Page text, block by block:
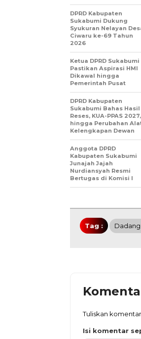
DPRD Kabupaten
Sukabumi Dukung
Syukuran Nelayan
Ciwaru ke-69 Tahun
2026
Ketua DPRD Sukabumi
Pastikan Aspirasi HMI
Dikawal hingga
Pemerintah Pusat
DPRD Kabupaten
Sukabumi Bahas Hasil
Reses, KUA-PPAS 2027,
hingga Perubahan
Kelengkapan Dewan
Anggota DPRD
Kabupaten Sukabumi
Junajah Jajah
Nurdiansyah Resmi
Bertugas di Komisi I
Tag :
Tuliskan
Isi komentar